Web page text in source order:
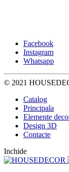
Facebook
Instagram
Whatsapp
© 2021
Catalog
Principala
Elemente
Design 3D
Contacte
Inchide